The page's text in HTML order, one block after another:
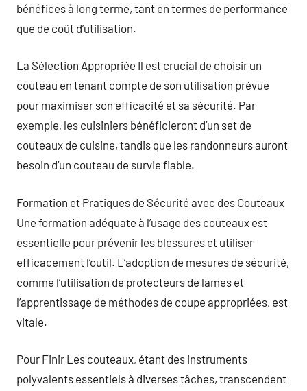
bénéfices à long terme, tant en termes de performance
que de coût d’utilisation.
La Sélection Appropriée Il est crucial de choisir un
couteau en tenant compte de son utilisation prévue
pour maximiser son efficacité et sa sécurité. Par
exemple, les cuisiniers bénéficieront d’un set de
couteaux de cuisine, tandis que les randonneurs auront
besoin d’un couteau de survie fiable.
Formation et Pratiques de Sécurité avec des Couteaux
Une formation adéquate à l’usage des couteaux est
essentielle pour prévenir les blessures et utiliser
efficacement l’outil. L’adoption de mesures de sécurité,
comme l’utilisation de protecteurs de lames et
l’apprentissage de méthodes de coupe appropriées, est
vitale.
Pour Finir Les couteaux, étant des instruments
polyvalents essentiels à diverses tâches, transcendent